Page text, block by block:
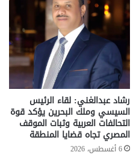
رشاد عبدالغني: لقاء الرئيس
السيسي وملك البحرين يؤكد قوة
التحالفات العربية وثبات الموقف
المصري تجاه قضايا المنطقة
6 أغسطس، 2026